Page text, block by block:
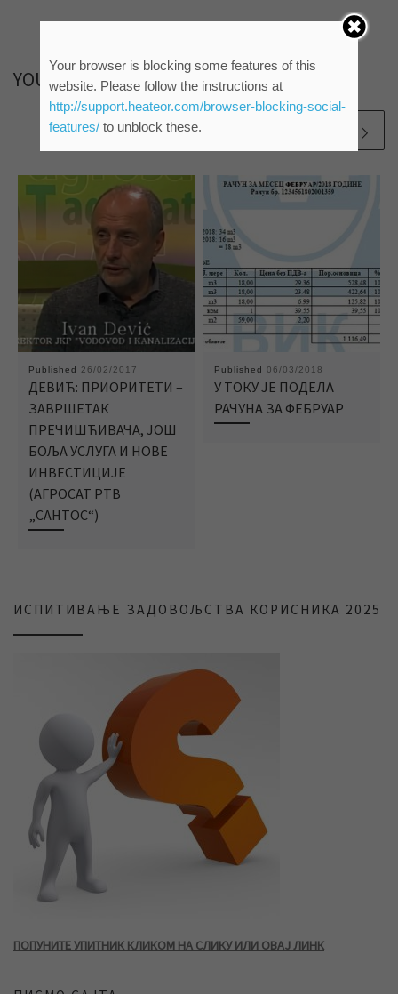
YOU MAY ALSO LIKE
Published 26/02/2017
ДЕВИЋ: ПРИОРИТЕТИ –
ЗАВРШЕТАК
ПРЕЧИШЋИВАЧА, ЈОШ
БОЉА УСЛУГА И НОВЕ
ИНВЕСТИЦИЈЕ
(АГРОСАТ РТВ
„САНТОС“)
Published 06/03/2018
У ТОКУ ЈЕ ПОДЕЛА
РАЧУНА ЗА ФЕБРУАР
ИСПИТИВАЊЕ ЗАДОВОЉСТВА КОРИСНИКА 2025
ПОПУНИТЕ УПИТНИК КЛИКОМ НА СЛИКУ ИЛИ ОВАЈ ЛИНК
Your browser is blocking some features of this
website. Please follow the instructions at
http://support.heateor.com/browser-blocking-social-
features/to unblock these.